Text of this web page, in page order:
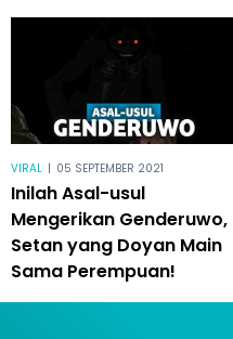
VIRAL | 05 SEPTEMBER 2021
Inilah Asal-usul
Mengerikan Genderuwo,
Setan yang Doyan Main
Sama Perempuan!